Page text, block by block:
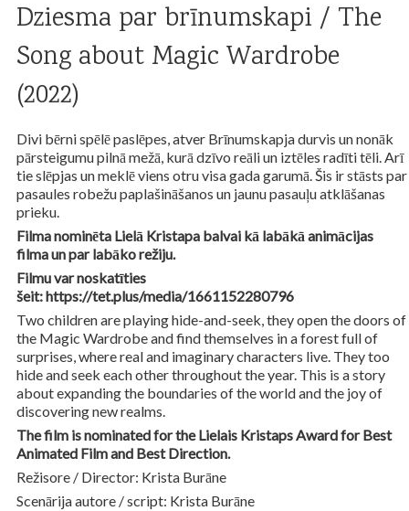
Dziesma par brīnumskapi / The
Song about Magic Wardrobe
(2022)
Divi bērni spēlē paslēpes, atver Brīnumskapja durvis un nonāk
pārsteigumu pilnā mežā, kurā dzīvo reāli un iztēles radīti tēli. Arī
tie slēpjas un meklē viens otru visa gada garumā. Šis ir stāsts par
pasaules robežu paplašināšanos un jaunu pasauļu atklāšanas
prieku.
Filma nominēta Lielā Kristapa balvai kā labākā animācijas
filma un par labāko režiju.
Filmu var noskatīties
šeit: https://tet.plus/media/1661152280796
Two children are playing hide-and-seek, they open the doors of
the Magic Wardrobe and find themselves in a forest full of
surprises, where real and imaginary characters live. They too
hide and seek each other throughout the year. This is a story
about expanding the boundaries of the world and the joy of
discovering new realms.
The film is nominated for the Lielais Kristaps Award for Best
Animated Film and Best Direction.
Režisore / Director: Krista Burāne
Scenārija autore / script: Krista Burāne